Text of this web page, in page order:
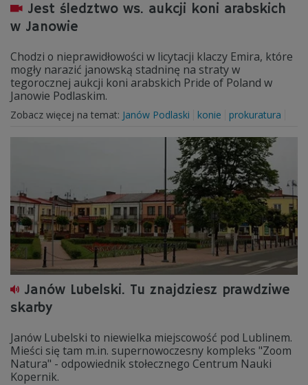
Jest śledztwo ws. aukcji koni arabskich
w Janowie
Chodzi o nieprawidłowości w licytacji klaczy Emira, które
mogły narazić janowską stadninę na straty w
tegorocznej aukcji koni arabskich Pride of Poland w
Janowie Podlaskim.
Zobacz więcej na temat: Janów Podlaski konie prokuratura
Janów Lubelski. Tu znajdziesz prawdziwe
skarby
Janów Lubelski to niewielka miejscowość pod Lublinem.
Mieści się tam m.in. supernowoczesny kompleks "Zoom
Natura" - odpowiednik stołecznego Centrum Nauki
Kopernik.